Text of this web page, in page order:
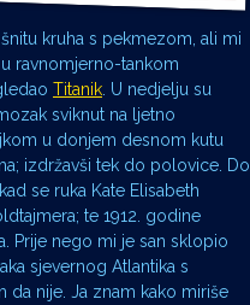
kruha s pekmezom, ali mi
ravnomjerno-tankom
Titanik . U nedjelju su
sviknut na ljetno
u donjem desnom kutu
izdržavši tek do polovice. Do
se ruka Kate Elisabeth
te 1912. godine
Prije nego mi je san sklopio
sjevernog Atlantika s
nije. Ja znam kako miriše